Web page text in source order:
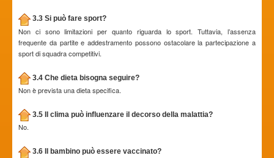
3.3 Si può fare sport?
Non ci sono limitazioni per quanto riguarda lo sport. Tuttavia, l’assenza
frequente da partite e addestramento possono ostacolare la partecipazione a
sport di squadra competitivi.
3.4 Che dieta bisogna seguire?
Non è prevista una dieta specifica.
3.5 Il clima può influenzare il decorso della malattia?
No.
3.6 Il bambino può essere vaccinato?